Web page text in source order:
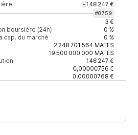
- 148 247 €
#8759
3 €
boursière (24h)
0 %
cap. du marché
0 %
2 248 701 564MATES
19 500 000 000 MATES
148 247 €
0,00000756 €
0,00000768 €